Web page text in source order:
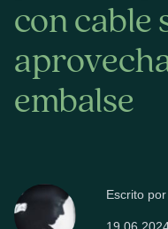
con cable
embalse
Escrito por